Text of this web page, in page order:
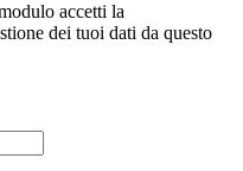
accetti la
dei tuoi dati da questo